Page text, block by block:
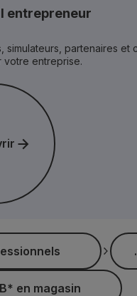
entrepreneur
simulateurs, partenaires et
entreprise.
...
magasin
en magasin